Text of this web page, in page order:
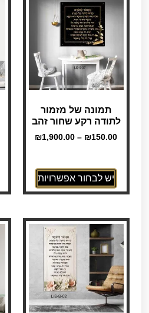
תמונה של מזמור
לתודה רקע שחור זהב
₪150.00
–
₪1,900.00
יש לבחור אפשרויות